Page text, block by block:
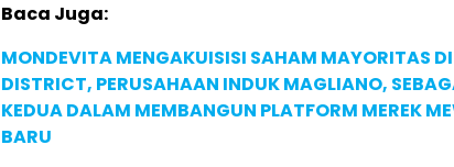
Baca Juga:
MONDEVITA MENGAKUISISI SAHAM MAYORITAS DI
DISTRICT, PERUSAHAAN INDUK MAGLIANO,
KEDUA DALAM MEMBANGUN PLATFORM MEREK
BARU